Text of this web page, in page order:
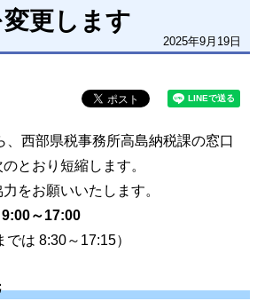
更します
2025年9月19日
、西部県税事務所高島納税課の窓口
とおり短縮します。
をお願いいたします。
～17:00
では 8:30～17:15）